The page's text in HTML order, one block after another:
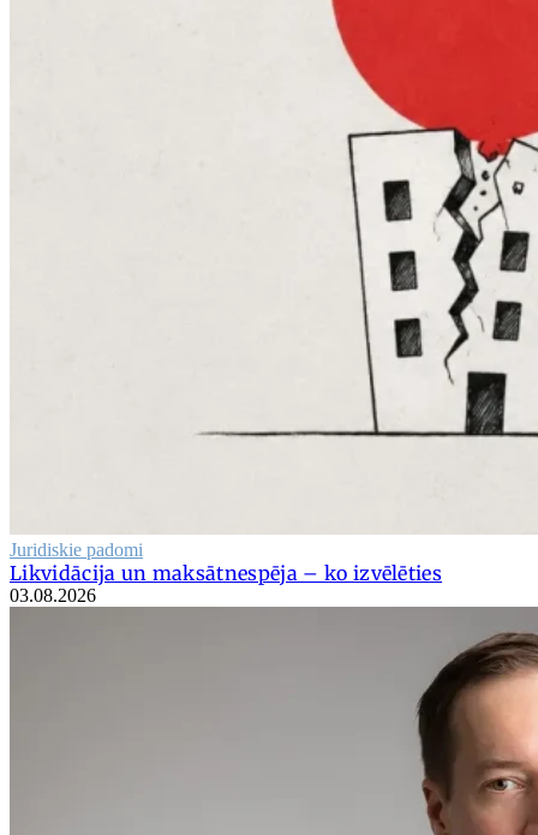
Juridiskie padomi
Likvidācija un maksātnespēja – ko izvēlēties
03.08.2026